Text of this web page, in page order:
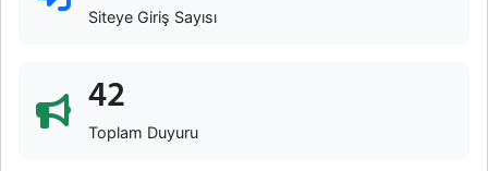
Siteye Giriş Sayısı
42
Toplam Duyuru